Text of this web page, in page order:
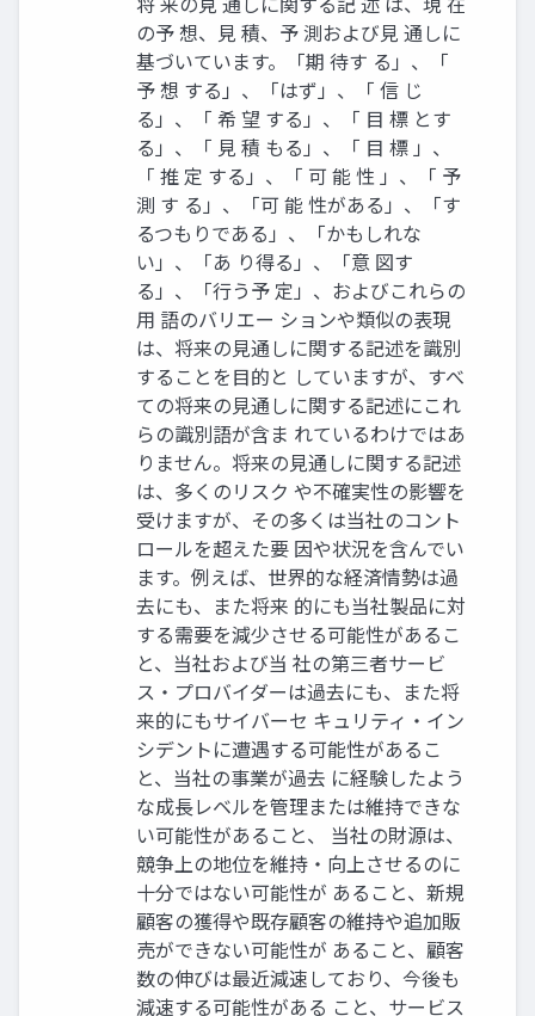
の予 想、⾒ 積、予 測および⾒ 通しに
基づいています。「期 待す る」、「
予 想 する」、「はず」、「 信 じ
る」、「 希 望 する」、「 ⽬ 標 とす
る」、「 ⾒ 積 もる」、「 ⽬ 標 」、
「 推 定 する」、「 可 能 性 」、「 予
測 す る」、「可 能 性がある」、「す
るつもりである」、「かもしれな
い」、「あ り得る」、「意 図す
る」、「⾏う予 定」、およびこれらの
⽤ 語のバリエー ションや類似の表現
は、将来の⾒通しに関する記述を識別
することを⽬的と していますが、すべ
ての将来の⾒通しに関する記述にこれ
らの識別語が含ま れているわけではあ
りません。将来の⾒通しに関する記述
は、多くのリスク や不確実性の影響を
受けますが、その多くは当社のコント
ロールを超えた要 因や状況を含んでい
ます。例えば、世界的な経済情勢は過
去にも、また将来 的にも当社製品に対
する需要を減少させる可能性があるこ
と、当社および当 社の第三者サービ
ス‧プロバイダーは過去にも、また将
来的にもサイバーセ キュリティ‧イン
シデントに遭遇する可能性があるこ
と、当社の事業が過去 に経験したよう
な成⻑レベルを管理または維持できな
い可能性があること、 当社の財源は、
競争上の地位を維持‧向上させるのに
⼗分ではない可能性が あること、新規
顧客の獲得や既存顧客の維持や追加販
売ができない可能性が あること、顧客
数の伸びは最近減速しており、今後も
減速する可能性がある こと、サービス